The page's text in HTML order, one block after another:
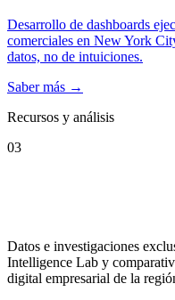
Desarrollo de dashboards
comerciales en New York
datos, no de intuiciones.
Saber más →
Recursos y análisis
03
Datos e investigaciones
Intelligence Lab y
digital empresarial de la